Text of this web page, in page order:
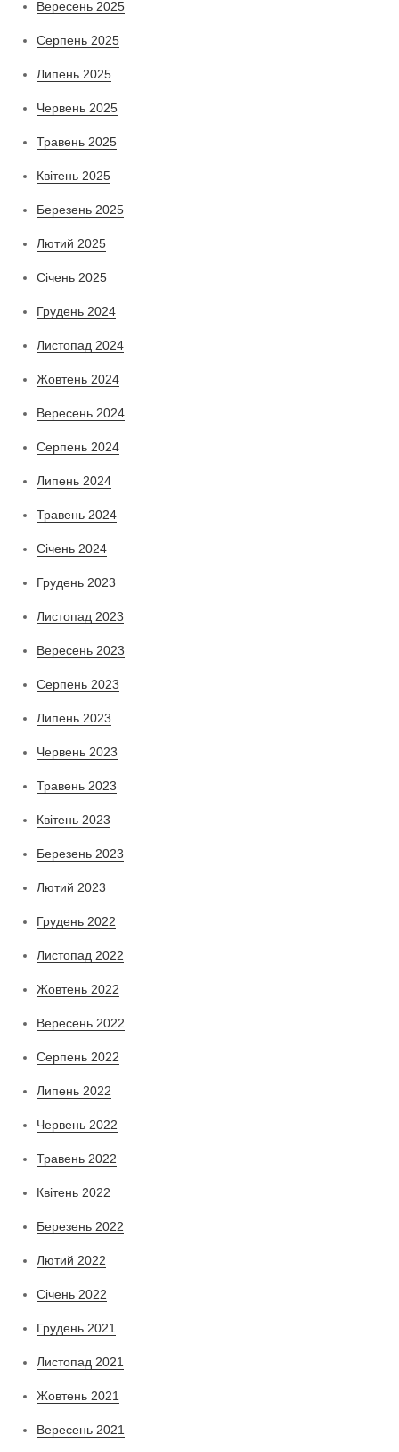
Вересень 2025
Серпень 2025
Липень 2025
Червень 2025
Травень 2025
Квітень 2025
Березень 2025
Лютий 2025
Січень 2025
Грудень 2024
Листопад 2024
Жовтень 2024
Вересень 2024
Серпень 2024
Липень 2024
Травень 2024
Січень 2024
Грудень 2023
Листопад 2023
Вересень 2023
Серпень 2023
Липень 2023
Червень 2023
Травень 2023
Квітень 2023
Березень 2023
Лютий 2023
Грудень 2022
Листопад 2022
Жовтень 2022
Вересень 2022
Серпень 2022
Липень 2022
Червень 2022
Травень 2022
Квітень 2022
Березень 2022
Лютий 2022
Січень 2022
Грудень 2021
Листопад 2021
Жовтень 2021
Вересень 2021